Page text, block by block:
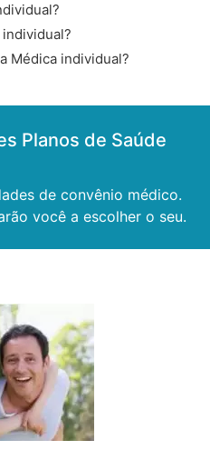
Médica individual?
Planos de Saúde
de convênio médico.
você a escolher o seu.